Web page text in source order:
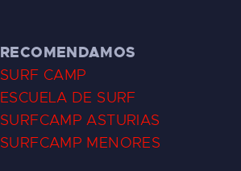
RECOMENDAMOS
SURF CAMP
ESCUELA DE SURF
SURFCAMP ASTURIAS
SURFCAMP MENORES